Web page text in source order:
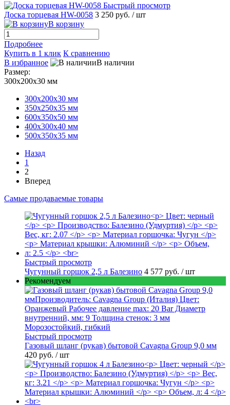
Быстрый просмотр
Доска торцевая HW-0058 3 250 руб. / шт
В корзину
Подробнее
Купить в 1 клик К сравнению
В избранное
В наличии
Размер:
300х200х30 мм
300х200х30 мм
350х250х35 мм
600х350х50 мм
400х300х40 мм
500х350х35 мм
Назад
1
2
Вперед
Самые продаваемые товары
Быстрый просмотр
Чугунный горшок 2,5 л Балезино 4 577 руб. / шт
Рекомендуем
Быстрый просмотр
Газовый шланг (рукав) бытовой Cavagna Group 9,0 мм
420 руб. / шт